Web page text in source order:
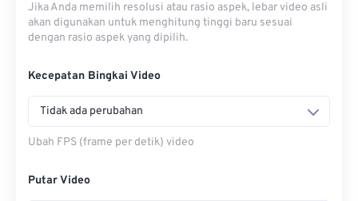
Jika Anda memilih resolusi atau rasio aspek, lebar video asli
akan digunakan untuk menghitung tinggi baru sesuai
dengan rasio aspek yang dipilih.
Kecepatan Bingkai Video
Tidak ada perubahan
Ubah FPS (frame per detik) video
Putar Video